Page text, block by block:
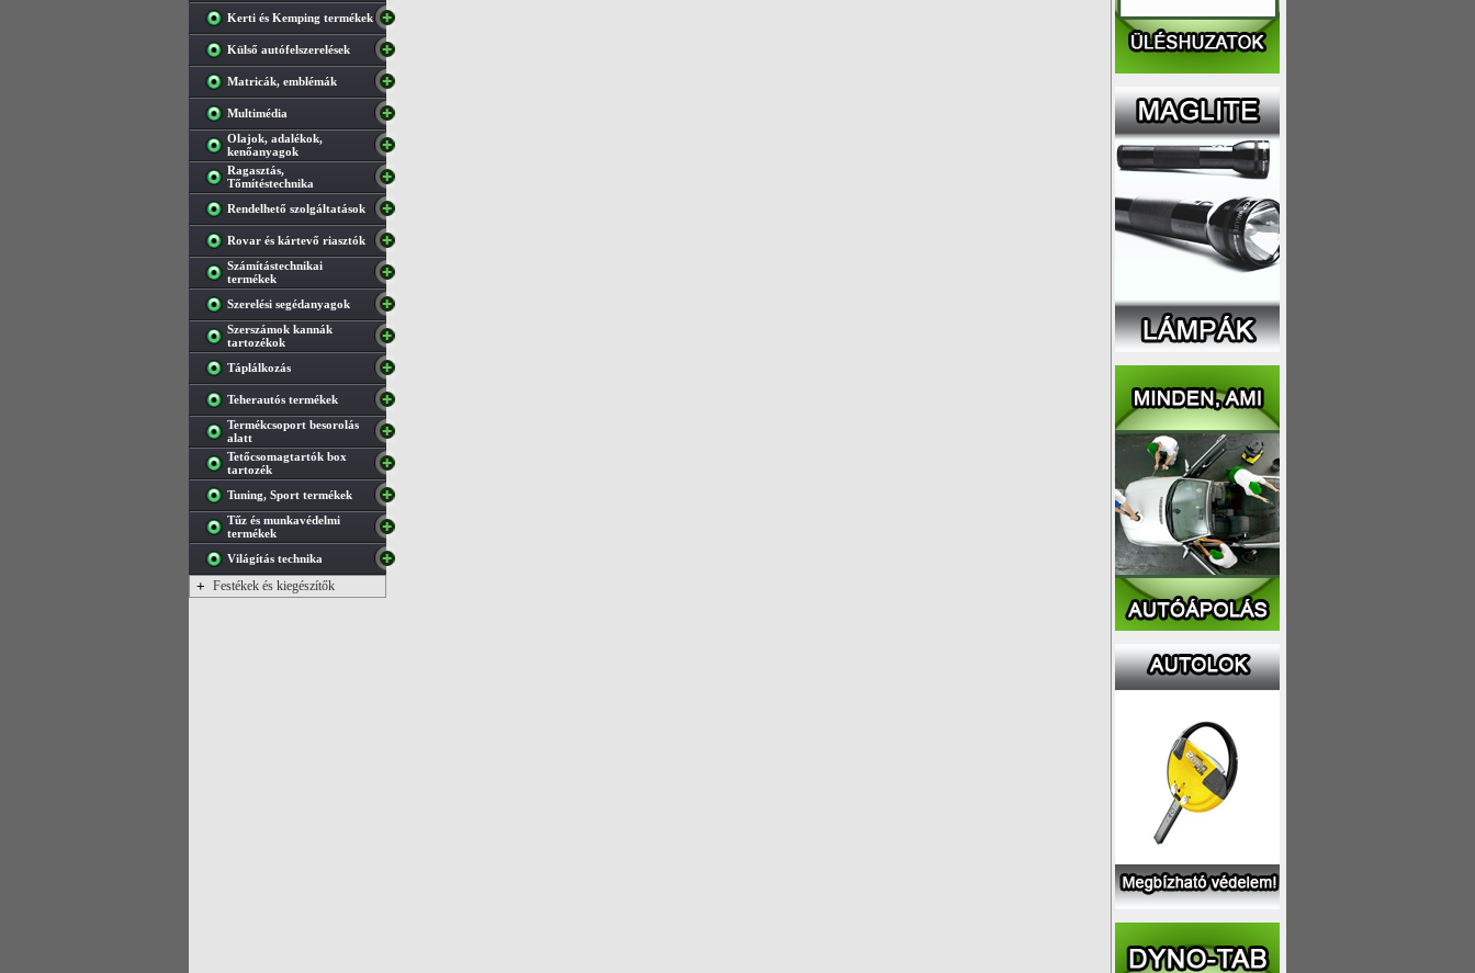
Kerti és Kemping termékek
Külső autófelszerelések
Matricák, emblémák
Multimédia
Olajok, adalékok,
kenőanyagok
Ragasztás,
Tőmítéstechnika
Rendelhető szolgáltatások
Rovar és kártevő riasztók
Számítástechnikai
termékek
Szerelési segédanyagok
Szerszámok kannák
tartozékok
Táplálkozás
Teherautós termékek
Termékcsoport besorolás
alatt
Tetőcsomagtartók box
tartozék
Tuning, Sport termékek
Tűz és munkavédelmi
termékek
Világítás technika
+ Festékek és kiegészítők